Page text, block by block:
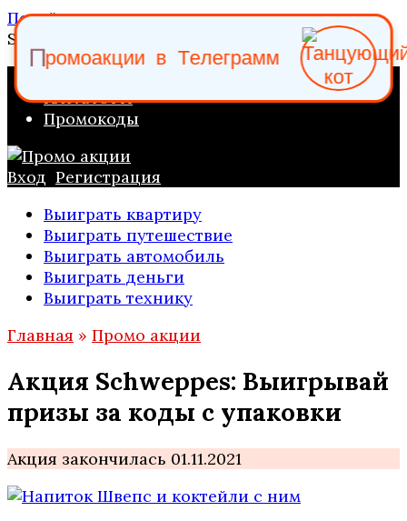
Перейти к содержанию
Search for:
КАТАЛОГИ
Промокоды
Вход Регистрация
Выиграть квартиру
Выиграть путешествие
Выиграть автомобиль
Выиграть деньги
Выиграть технику
Главная » Промо акции
Акция Schweppes: Выигрывай
призы за коды с упаковки
Акция закончилась 01.11.2021
Промоакции в Телеграмм